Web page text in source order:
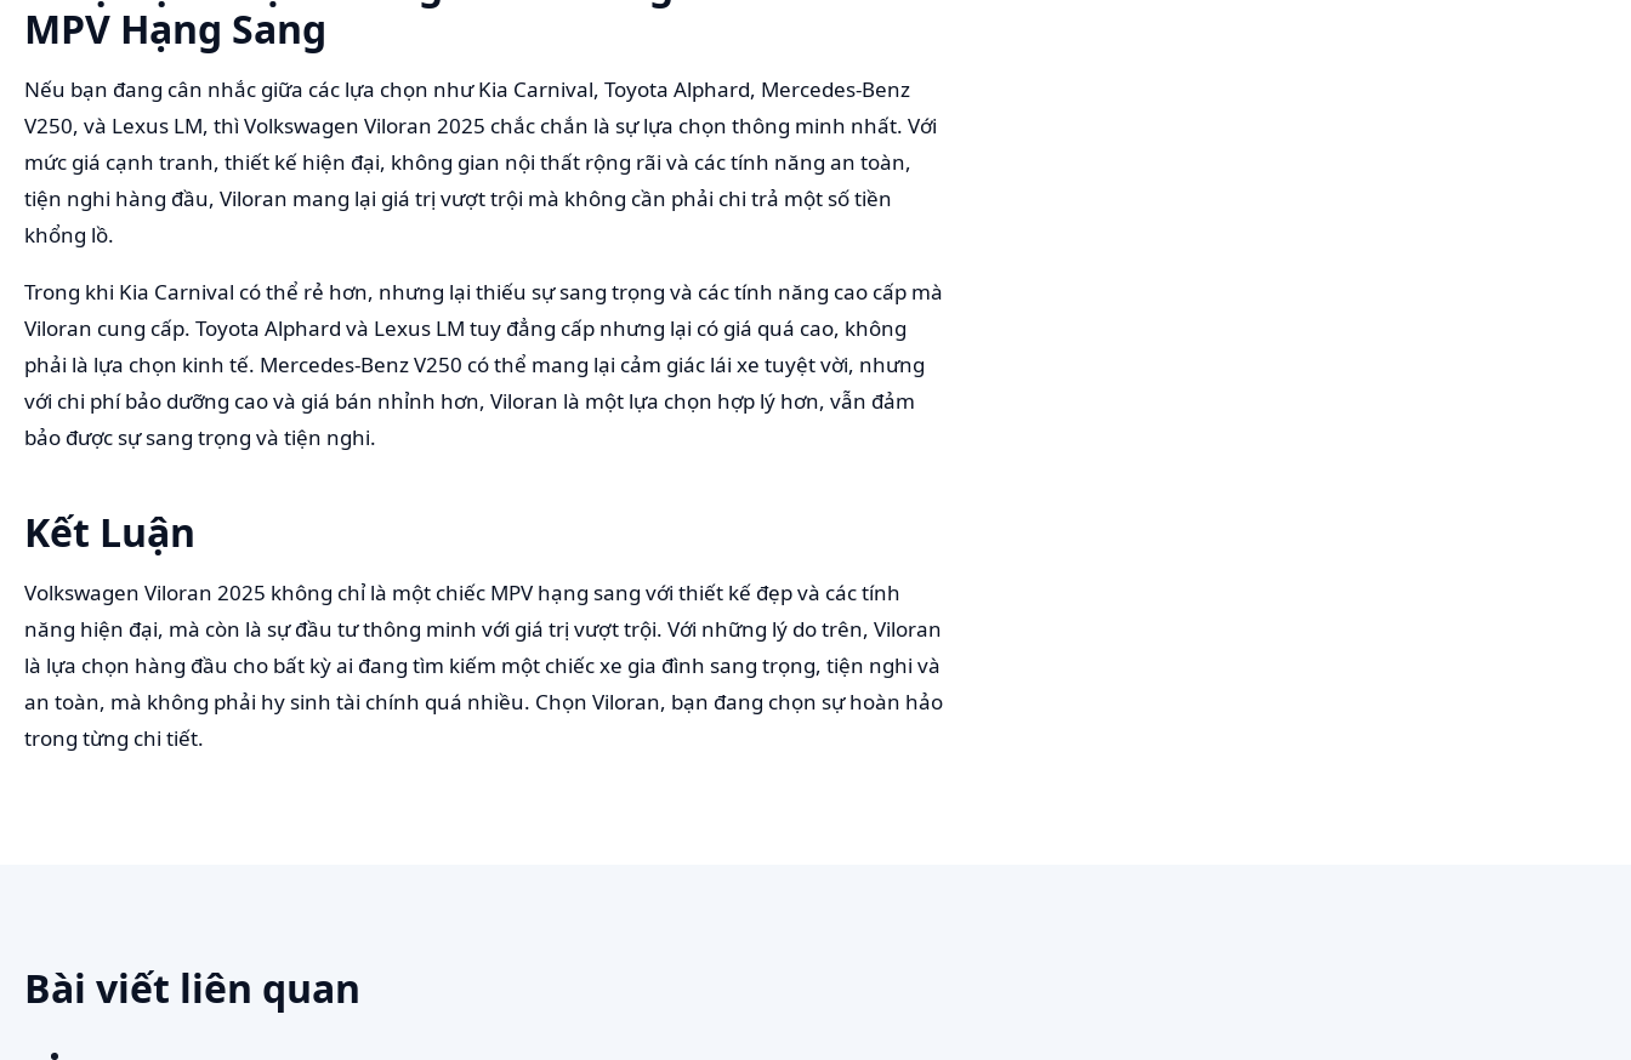
MPV Hạng Sang
Nếu bạn đang cân nhắc giữa các lựa chọn như Kia Carnival, Toyota Alphard, Mercedes-Benz
V250, và Lexus LM, thì Volkswagen Viloran 2025 chắc chắn là sự lựa chọn thông minh nhất. Với
mức giá cạnh tranh, thiết kế hiện đại, không gian nội thất rộng rãi và các tính năng an toàn,
tiện nghi hàng đầu, Viloran mang lại giá trị vượt trội mà không cần phải chi trả một số tiền
khổng lồ.
Trong khi Kia Carnival có thể rẻ hơn, nhưng lại thiếu sự sang trọng và các tính năng cao cấp mà
Viloran cung cấp. Toyota Alphard và Lexus LM tuy đẳng cấp nhưng lại có giá quá cao, không
phải là lựa chọn kinh tế. Mercedes-Benz V250 có thể mang lại cảm giác lái xe tuyệt vời, nhưng
với chi phí bảo dưỡng cao và giá bán nhỉnh hơn, Viloran là một lựa chọn hợp lý hơn, vẫn đảm
bảo được sự sang trọng và tiện nghi.
Kết Luận
Volkswagen Viloran 2025 không chỉ là một chiếc MPV hạng sang với thiết kế đẹp và các tính
năng hiện đại, mà còn là sự đầu tư thông minh với giá trị vượt trội. Với những lý do trên, Viloran
là lựa chọn hàng đầu cho bất kỳ ai đang tìm kiếm một chiếc xe gia đình sang trọng, tiện nghi và
an toàn, mà không phải hy sinh tài chính quá nhiều. Chọn Viloran, bạn đang chọn sự hoàn hảo
trong từng chi tiết.
Bài viết liên quan